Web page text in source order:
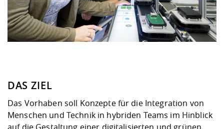
DAS ZIEL
Das Vorhaben soll Konzepte für die Integration von
Menschen und Technik in hybriden Teams im Hinblick